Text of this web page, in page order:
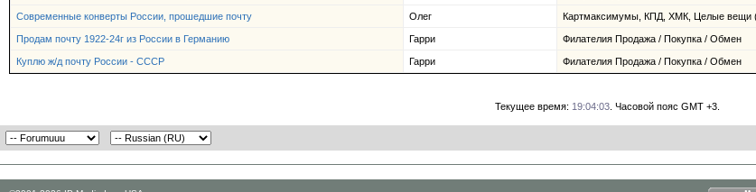
Современные конверты России, прошедшие почту Олег Картмаксимумы, КПД, ХМК, Целые вещи
Продам почту 1922-24г из России в Германию Гарри Филателия Продажа / Покупка / Обмен
Куплю ж/д почту России - СССР Гарри Филателия Продажа / Покупка / Обмен
Текущее время: 19:04:03. Часовой пояс GMT +3.